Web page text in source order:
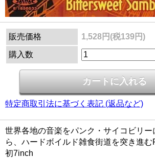
販売価格 1,528円(税139円)
購入数
特定商取引法に基づく表記 (返品など)
世界各地の音楽をパンク・サイコビリ
ら、ハードボイルド雑食街道を突き進む
初7inch